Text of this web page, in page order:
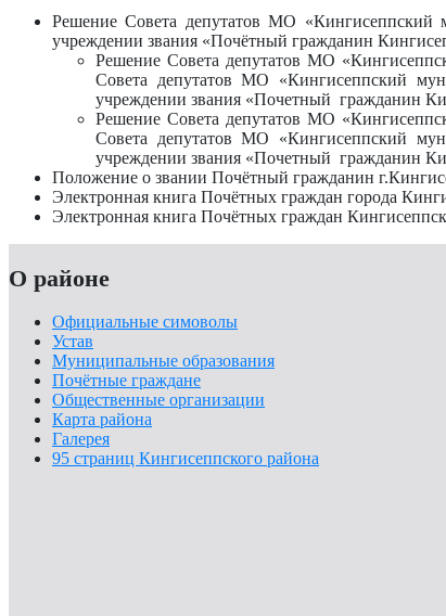
Решение Совета депутатов МО
учреждении звания «Почётный гражданин
Решение Совета депутатов МО
Совета депутатов МО «Кингисеппский
учреждении звания «Почетный гражданин
Решение Совета депутатов МО
Совета депутатов МО «Кингисеппский
учреждении звания «Почетный гражданин
Положение о звании Почётный гражданин
Электронная книга Почётных граждан города
Электронная книга Почётных граждан
О районе
Официальные симоволы
Устав
Муниципальные образования
Почётные граждане
Общественные организации
Карта района
Галерея
95 страниц Кингисеппского района